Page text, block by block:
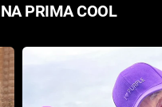
PRIMA COOL